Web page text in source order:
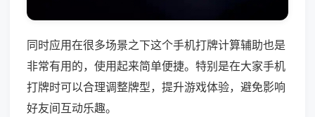
同时应用在很多场景之下这个手机打牌计算辅助也是
非常有用的，使用起来简单便捷。特别是在大家手机
打牌时可以合理调整牌型，提升游戏体验，避免影响
好友间互动乐趣。